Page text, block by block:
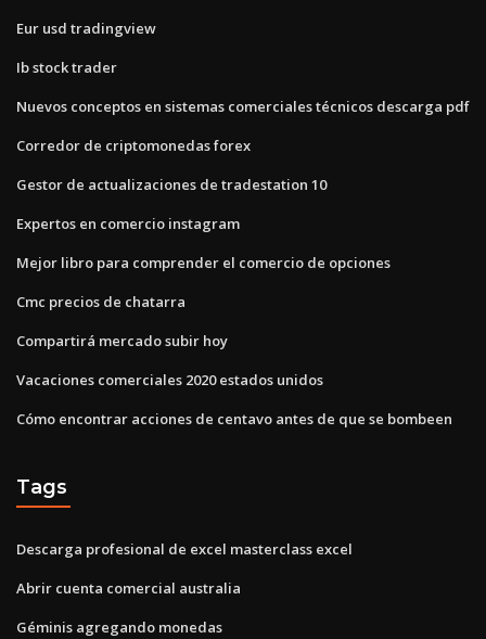
Eur usd tradingview
Ib stock trader
Nuevos conceptos en sistemas comerciales técnicos descarga pdf
Corredor de criptomonedas forex
Gestor de actualizaciones de tradestation 10
Expertos en comercio instagram
Mejor libro para comprender el comercio de opciones
Cmc precios de chatarra
Compartirá mercado subir hoy
Vacaciones comerciales 2020 estados unidos
Cómo encontrar acciones de centavo antes de que se bombeen
Tags
Descarga profesional de excel masterclass excel
Abrir cuenta comercial australia
Géminis agregando monedas